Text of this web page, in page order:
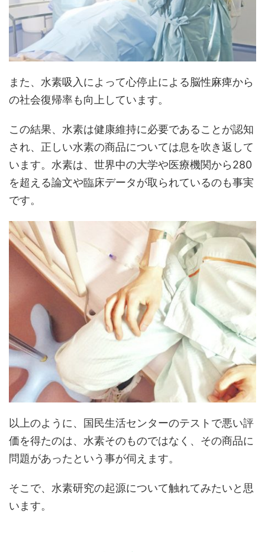
また、水素吸入によって心停止による脳性麻痺から
の社会復帰率も向上 しています。
この結果、水素は健康維持に必要であることが認知
され、正しい水素の商品については息を吹き返して
います。水素は、 世界中の大学や医療機関から280
を超える論文や臨床データが取られているのも事実
です。
以上のように、 国民生活センターのテストで悪い評
価を得たのは、水素そのものではなく、その商品に
問題があった という事が伺えます。
そこで、水素研究の起源について触れてみたいと思
います。